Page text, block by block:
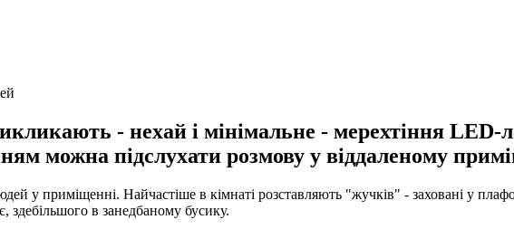
- нехай і мінімальне - мерехтіння LED-
можна підслухати розмову у віддаленому
у приміщенні. Найчастіше в кімнаті розставляють "жучків" - заховані у
здебільшого в занедбаному бусику.